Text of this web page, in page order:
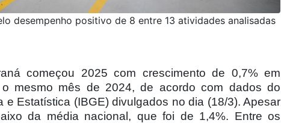
desempenho positivo de 8 entre 13 atividades analisadas
começou 2025 com crescimento de 0,7% em
mesmo mês de 2024, de acordo com dados do
e Estatística (IBGE) divulgados no dia (18/3). Apesar
da média nacional, que foi de 1,4%. Entre os